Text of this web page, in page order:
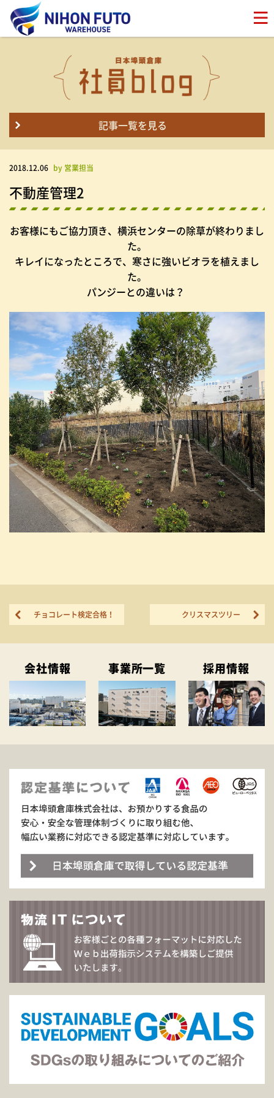
記事一覧を見る
2018.12.06 by 営業担当
不動産管理2
お客様にもご協力頂き、横浜センターの除草が終わりまし
た。
キレイになったところで、寒さに強いビオラを植えまし
た。
パンジーとの違いは？
チョコレート検定合格！ クリスマスツリー
会社情報 事業所一覧 採用情報